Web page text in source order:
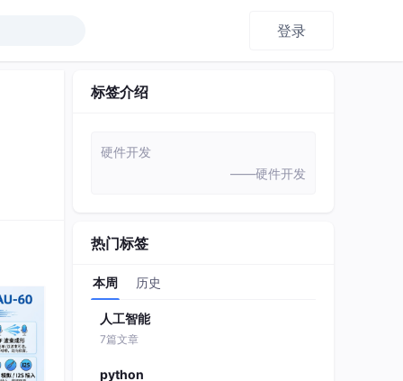
登录
标签介绍
硬件开发
——硬件开发
热门标签
本周 历史
人工智能
7篇文章
python